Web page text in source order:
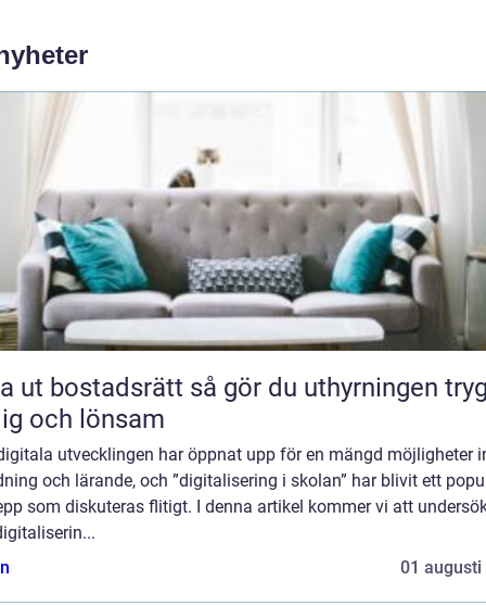
så gör du uthyrningen trygg,
och lönsam
utvecklingen har öppnat upp för en mängd möjligheter
och lärande, och ”digitalisering i skolan” har blivit ett
som diskuteras flitigt. I denna artikel kommer vi att
01 augusti